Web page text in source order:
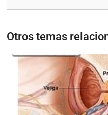
Otros temas